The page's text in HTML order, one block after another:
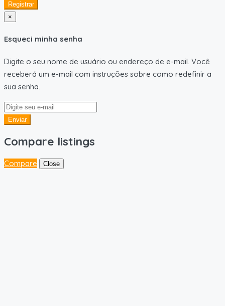
Registrar
×
Esqueci minha senha
Digite o seu nome de usuário ou endereço de e-mail. Você
receberá um e-mail com instruções sobre como redefinir a
sua senha.
Enviar
Compare listings
Compare Close